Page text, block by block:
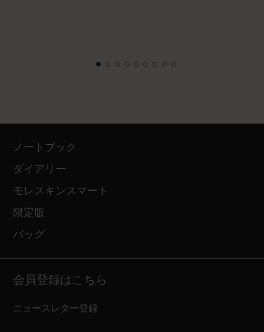
ノートブック
ダイアリー
モレスキンスマート
限定版
バッグ
会員登録はこちら
ニュースレター登録